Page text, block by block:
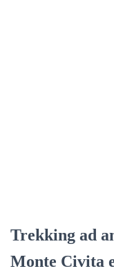
Trekking ad
Monte Civita